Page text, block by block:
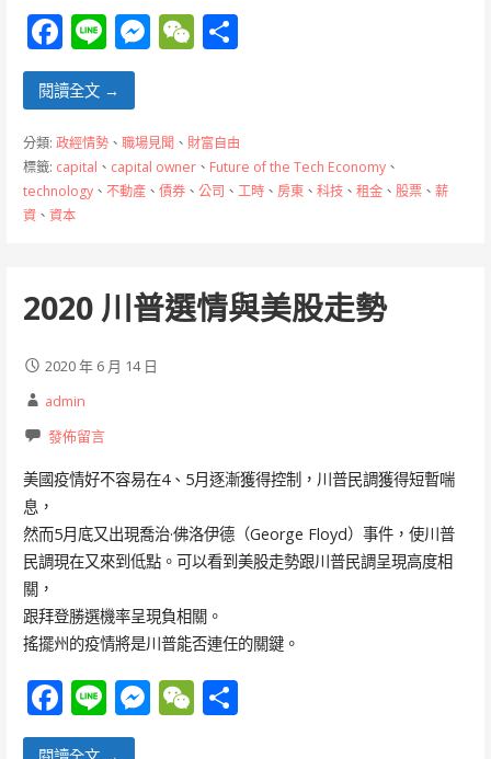
F
ac
e
b
o
o
Li
n
e
M
e
n
g
W
h
at
分
閱讀全文 →
分類: 政經情勢、 職場見聞 、 財富自由
標籤: capital 、 capital owner、 Future of the Tech Economy、
technology、 不動產、 債券、 公司 、 工時、 房東、 科技、 租金、 股票、 薪
資、 資本
2020 川普選情與美股走勢
2020 年 6 月 14 日
admin
發佈留言
美國疫情好不容易在4、5月逐漸獲得控制，川普民調獲得短暫喘
息，
然而5月底又出現喬治·佛洛伊德（George Floyd）事件，使川普
民調現在又來到低點。可以看到美股走勢跟川普民調呈現高度相
關，
跟拜登勝選機率呈現負相關。
搖擺州的疫情將是川普能否連任的關鍵。
F
ac
Li
n
M W 分